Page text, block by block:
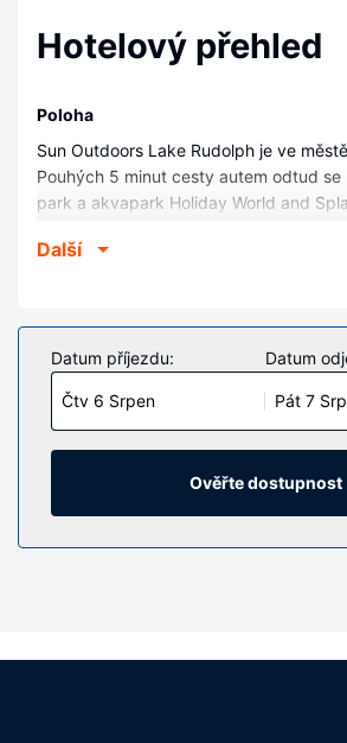
Hotelový přehled
Poloha
Sun Outdoors Lake Rudolph je ve
Pouhých 5 minut cesty autem odtud
park a akvapark Holiday World and
nachází 0,7 km od Vánoční obchod
V jednom z 238 pokojů, k jejichž
lednička a trouba, se budete cítit jako
světem vám zajistí bezdrátový internet
užitečné vybavení a služby:
ventilátor.
Vybavení nemovitosti
něž patří mimo jiné akvapark (vstup za
Další
Datum příjezdu:
Čtv 6 Srpen
Datum
Pát 7
Ověřte dostupnost